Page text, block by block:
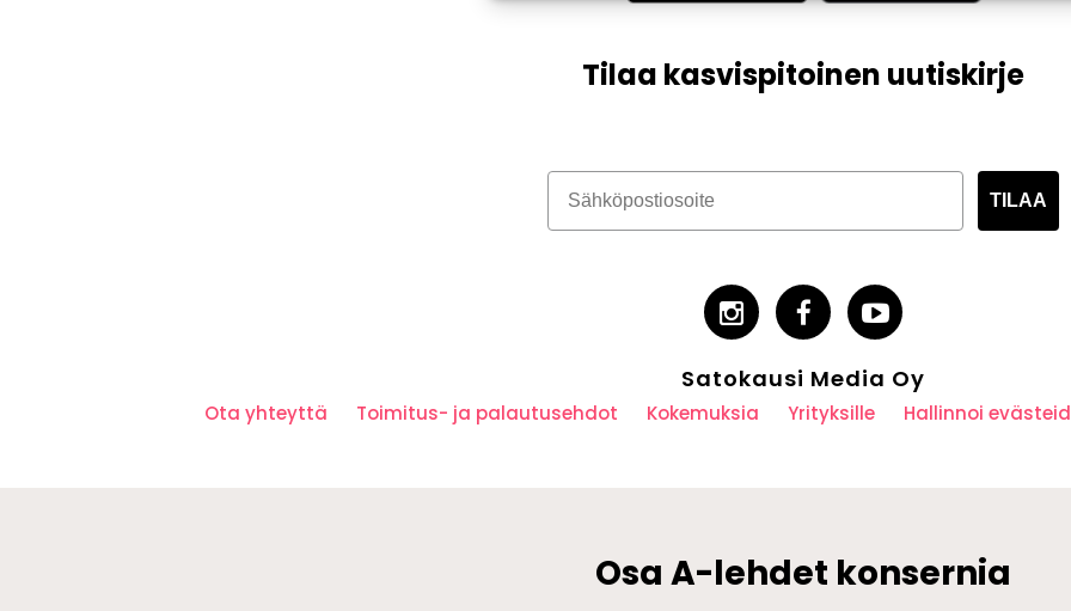
Tilaa kasvispitoinen uutiskirje
TILAA
Satokausi Media Oy
Ota yhteyttä Toimitus- ja palautusehdot Kokemuksia Yrityksille Hallinnoi
Osa A-lehdet konsernia